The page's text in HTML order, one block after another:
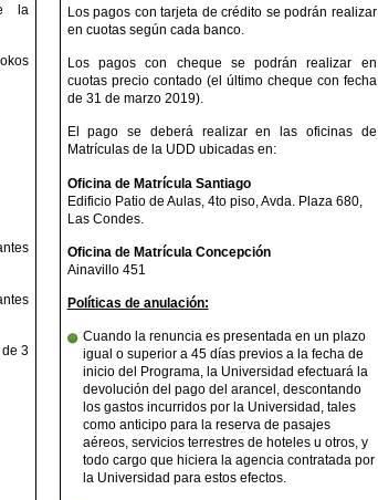
la
3
Los pagos con tarjeta de crédito se podrán realizar
en cuotas según cada banco.
Los pagos con cheque se podrán realizar en
cuotas precio contado (el último cheque con fecha
de 31 de marzo 2019).
El pago se deberá realizar en las oficinas de
Matrículas de la UDD ubicadas en:
Oficina de Matrícula Santiago
Edificio Patio de Aulas, 4to piso, Avda. Plaza 680,
Las Condes.
Oficina de MatrículaConcepción
Ainavillo 451
Políticas de anulación:
Cuando la renuncia es presentada en un plazo
igual o superior a 45 días previos a la fecha de
inicio del Programa, la Universidad efectuará la
devolución del pago del arancel, descontando
los gastos incurridos por la Universidad, tales
como anticipo para la reserva de pasajes
aéreos, servicios terrestres de hoteles u otros, y
todo cargo que hiciera la agencia contratada por
la Universidad para estos efectos.